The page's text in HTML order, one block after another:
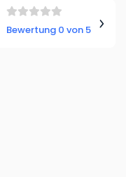
Bewertung 0 von 5